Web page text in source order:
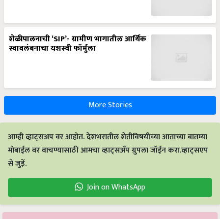
शेळीपालनाची ‘SIP’- ग्रामीण भागातील आर्थिक
स्वावलंबनाचा यशस्वी फॉर्मुला
More Stories
आम्ही व्हाट्सअप वर आहोत. देशभरातील शेतीविषयीच्या आताच्या बातम्या
मोबाईल वर वाचण्यासाठी आमचा व्हाट्सअँप ग्रुपला जॉईन करा.व्हाट्सएप
से जुड़ें.
Join on WhatsApp